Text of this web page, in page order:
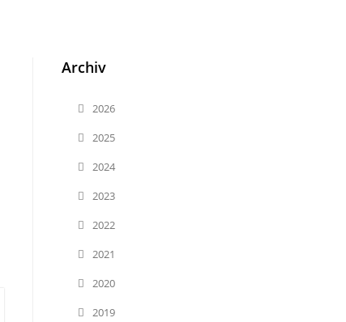
Archiv
2026
2025
2024
2023
2022
2021
2020
2019